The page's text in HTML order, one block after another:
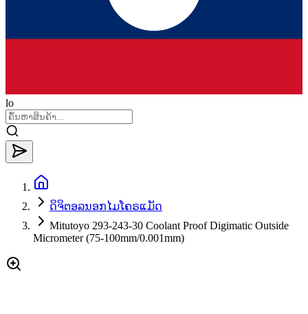
lo
ດິຈິຕອລນອກໄມໂຄຣແມັດ
Mitutoyo 293-243-30 Coolant Proof Digimatic Outside
Micrometer (75-100mm/0.001mm)